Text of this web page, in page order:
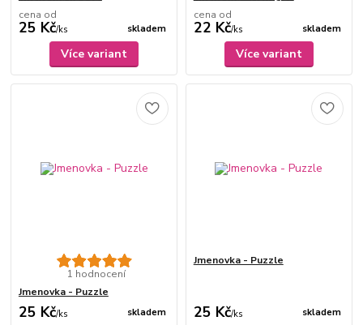
cena od
25 Kč/ks skladem
Více variant
cena od
22 Kč/ks skladem
Více variant
1 hodnocení
Jmenovka - Puzzle
25 Kč/ks skladem
Jmenovka - Puzzle
25 Kč/ks skladem